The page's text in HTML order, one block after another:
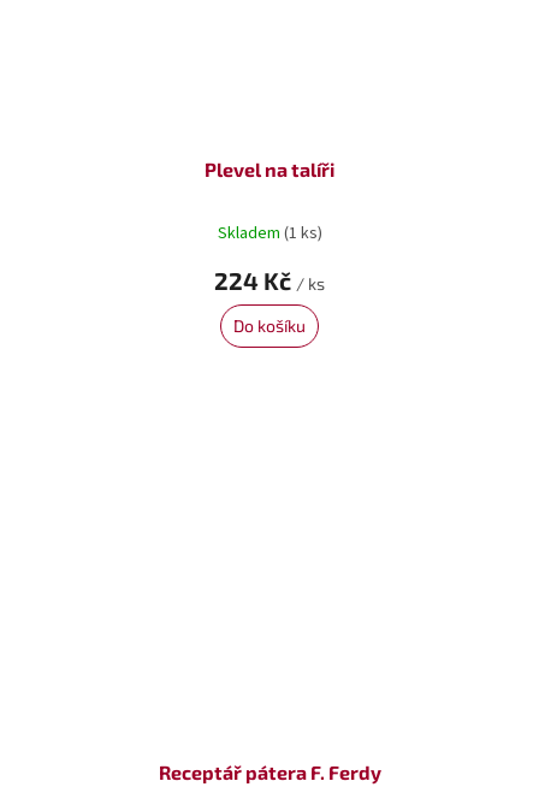
Plevel na talíři
Skladem (1 ks)
224 Kč / ks
Do košíku
Receptář pátera F. Ferdy